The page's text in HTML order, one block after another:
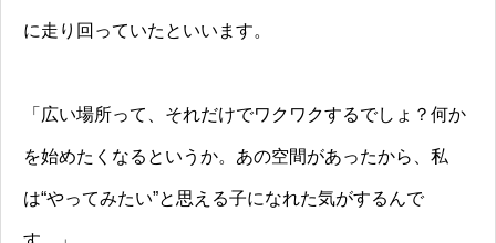
に走り回っていたといいます。
「広い場所って、それだけでワクワクするでしょ？何か
を始めたくなるというか。あの空間があったから、私
は“やってみたい”と思える子になれた気がするんで